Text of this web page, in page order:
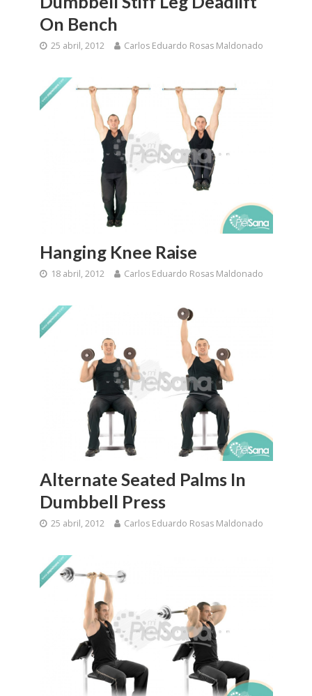
On Bench
25 abril, 2012 Carlos Eduardo Rosas Maldonado
Hanging Knee Raise
18 abril, 2012 Carlos Eduardo Rosas Maldonado
Alternate Seated Palms In
Dumbbell Press
25 abril, 2012 Carlos Eduardo Rosas Maldonado